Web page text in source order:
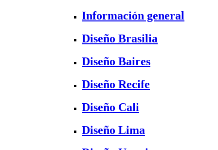
Información general
Diseño Brasilia
Diseño Baires
Diseño Recife
Diseño Cali
Diseño Lima